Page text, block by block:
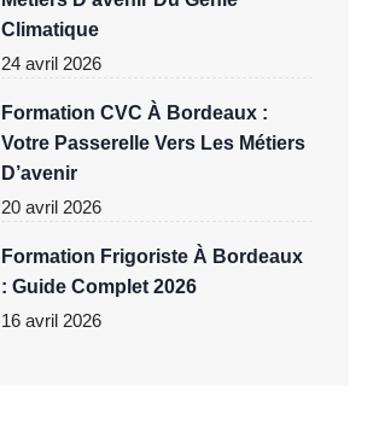
Climatique
24 avril 2026
Formation CVC À Bordeaux :
Votre Passerelle Vers Les Métiers
D’avenir
20 avril 2026
Formation Frigoriste À Bordeaux
: Guide Complet 2026
16 avril 2026